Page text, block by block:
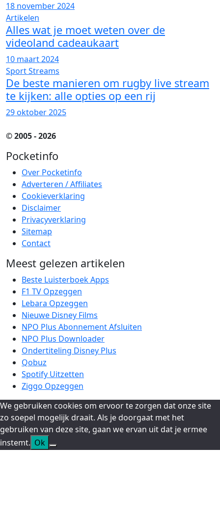
18 november 2024
Artikelen
Alles wat je moet weten over de
videoland cadeaukaart
10 maart 2024
Sport Streams
De beste manieren om rugby live stream
te kijken: alle opties op een rij
29 oktober 2025
© 2005 - 2026
Pocketinfo
Over Pocketinfo
Adverteren / Affiliates
Cookieverklaring
Disclaimer
Privacyverklaring
Sitemap
Contact
Meest gelezen artikelen
Beste Luisterboek Apps
F1 TV Opzeggen
Lebara Opzeggen
Nieuwe Disney Films
NPO Plus Abonnement Afsluiten
NPO Plus Downloader
Ondertiteling Disney Plus
Qobuz
Spotify Uitzetten
Ziggo Opzeggen
We gebruiken cookies om ervoor te zorgen dat onze site
zo soepel mogelijk draait. Als je doorgaat met het
gebruiken van deze site, gaan we ervan uit dat je ermee
instemt. Ok